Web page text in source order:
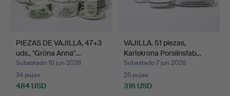
PIEZAS DE VAJILLA, 47+3
uds., "Gröna Anna"…
Subastado 10 jun 2026
34 pujas
484 USD
VAJILLA. 51 piezas,
Karlskrona Porslinsfab…
Subastado 7 jun 2026
25 pujas
316 USD